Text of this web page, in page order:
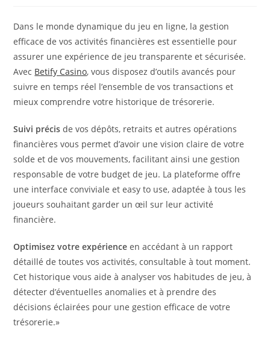
Dans le monde dynamique du jeu en ligne, la gestion
efficace de vos activités financières est essentielle pour
assurer une expérience de jeu transparente et sécurisée.
Avec Betify Casino, vous disposez d’outils avancés pour
suivre en temps réel l’ensemble de vos transactions et
mieux comprendre votre historique de trésorerie.
Suivi précis de vos dépôts, retraits et autres opérations
financières vous permet d’avoir une vision claire de votre
solde et de vos mouvements, facilitant ainsi une gestion
responsable de votre budget de jeu. La plateforme offre
une interface conviviale et easy to use, adaptée à tous les
joueurs souhaitant garder un œil sur leur activité
financière.
Optimisez votre expérience en accédant à un rapport
détaillé de toutes vos activités, consultable à tout moment.
Cet historique vous aide à analyser vos habitudes de jeu, à
détecter d’éventuelles anomalies et à prendre des
décisions éclairées pour une gestion efficace de votre
trésorerie.»